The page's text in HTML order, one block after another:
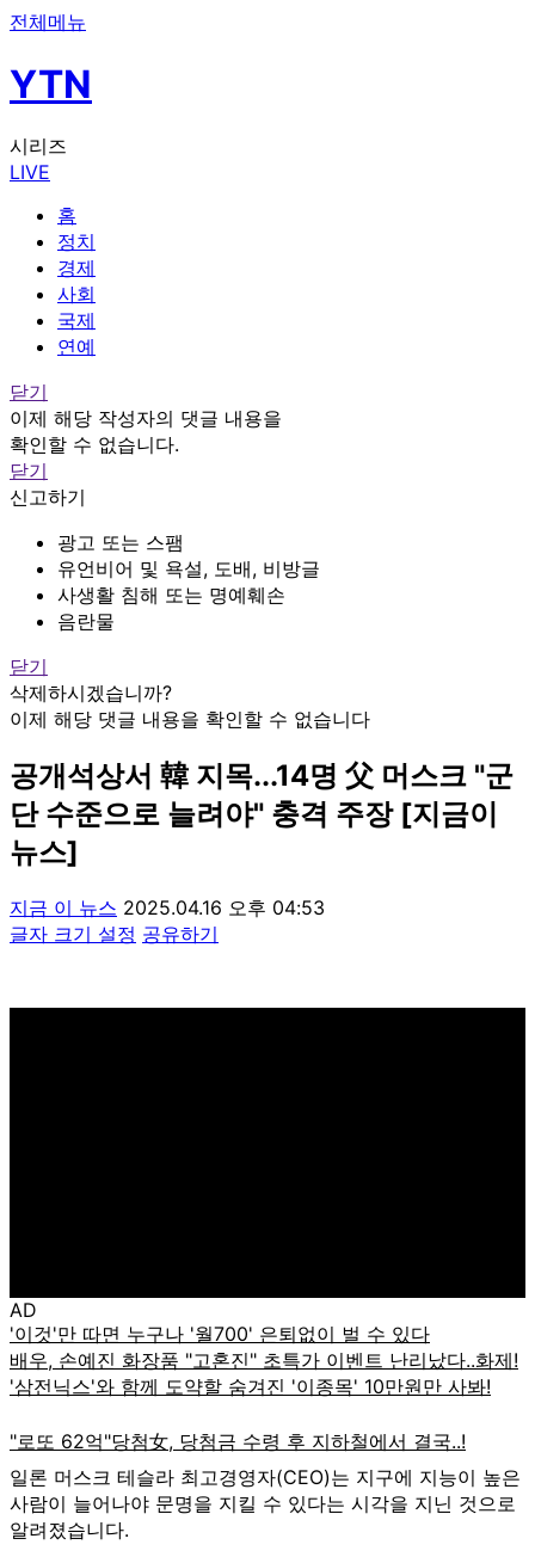
전체메뉴
YTN
시리즈
LIVE
홈
정치
경제
사회
국제
연예
닫기
이제 해당 작성자의 댓글 내용을
확인할 수 없습니다.
닫기
신고하기
광고 또는 스팸
유언비어 및 욕설, 도배, 비방글
사생활 침해 또는 명예훼손
음란물
닫기
삭제하시겠습니까?
이제 해당 댓글 내용을 확인할 수 없습니다
공개석상서 韓 지목...14명 父 머스크 "군
단 수준으로 늘려야" 충격 주장 [지금이
뉴스]
지금 이 뉴스 2025.04.16 오후 04:53
글자 크기 설정 공유하기
AD
일론 머스크 테슬라 최고경영자(CEO)는 지구에 지능이 높은
사람이 늘어나야 문명을 지킬 수 있다는 시각을 지닌 것으로
알려졌습니다.